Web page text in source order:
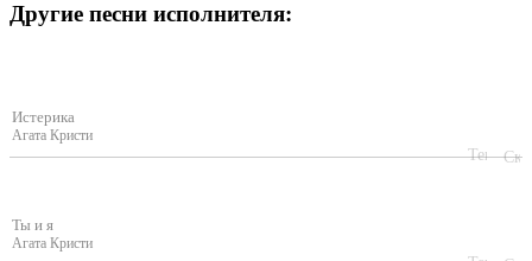
Другие песни исполнителя:
Истерика
Агата Кристи
Ты и я
Агата Кристи